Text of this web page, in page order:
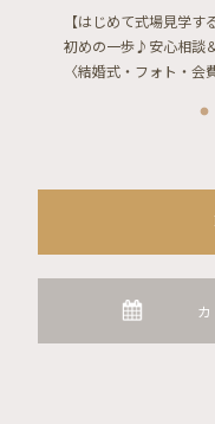
【はじめて式場見学す
初めの一歩♪安心相談
〈結婚式・フォト・会